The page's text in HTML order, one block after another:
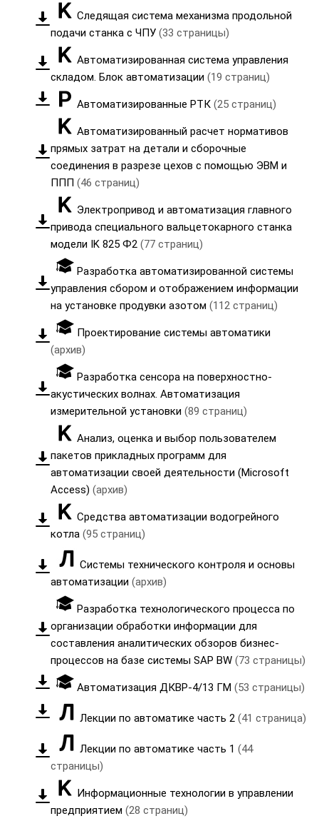
Следящая система механизма продольной
подачи станка с ЧПУ (33 страницы)
Автоматизированная система управления
складом. Блок автоматизации (19 страниц)
Автоматизированные РТК (25 страниц)
Автоматизированный расчет нормативов
прямых затрат на детали и сборочные
соединения в разрезе цехов с помощью ЭВМ и
ППП (46 страниц)
Электропривод и автоматизация главного
привода специального вальцетокарного станка
модели IK 825 Ф2 (77 страниц)
Разработка автоматизированной системы
управления сбором и отображением информации
на установке продувки азотом (112 страниц)
Проектирование системы автоматики
(архив)
Разработка сенсора на поверхностно-
акустических волнах. Автоматизация
измерительной установки (89 страниц)
Анализ, оценка и выбор пользователем
пакетов прикладных программ для
автоматизации своей деятельности (Microsoft
Access) (архив)
Средства автоматизации водогрейного
котла (95 страниц)
Системы технического контроля и основы
автоматизации (архив)
Разработка технологического процесса по
организации обработки информации для
составления аналитических обзоров бизнес-
процессов на базе системы SAP BW (73 страницы)
Автоматизация ДКВР-4/13 ГМ (53 страницы)
Лекции по автоматике часть 2 (41 страница)
Лекции по автоматике часть 1 (44
страницы)
Информационные технологии в управлении
предприятием (28 страниц)